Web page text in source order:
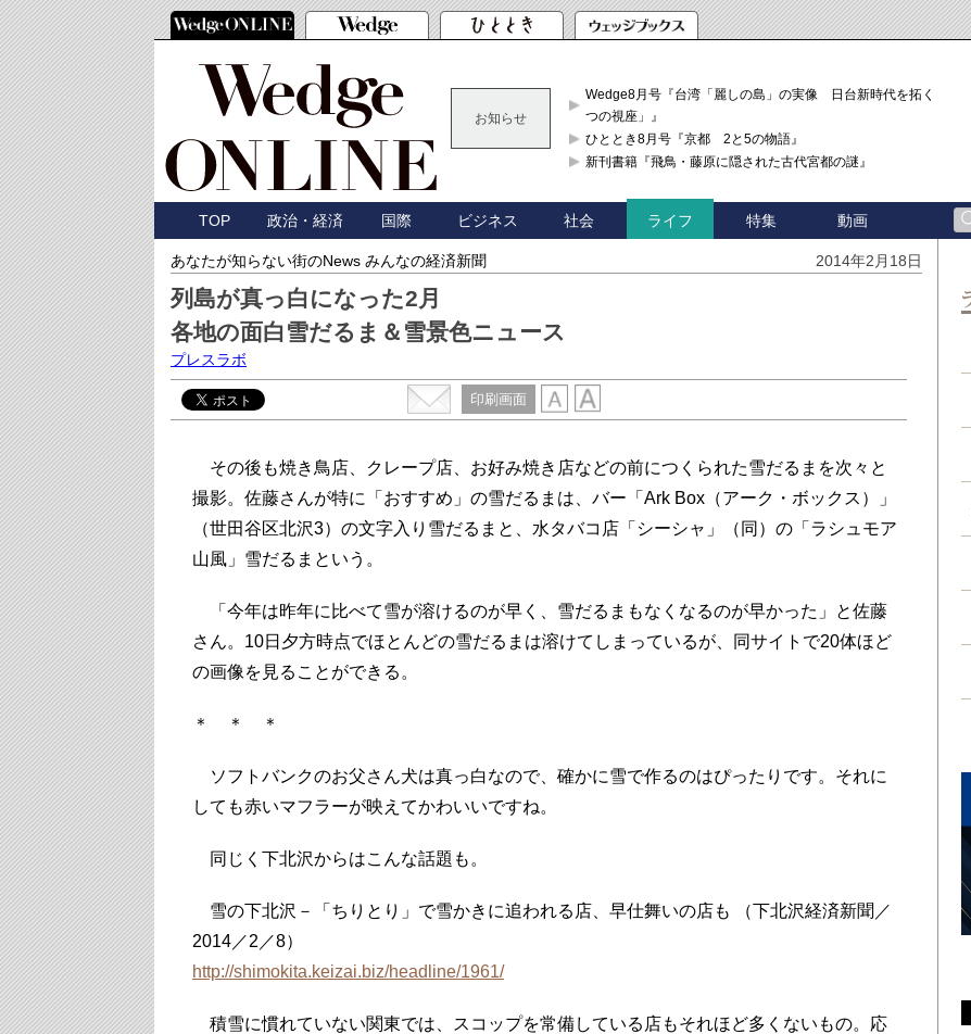
お知らせ
Wedge8月号『台湾「麗しの島」の実像 日台新時代を拓く「3
つの視座」』
ひととき8月号『京都 2と5の物語』
新刊書籍『飛鳥・藤原に隠された古代宮都の謎』
TOP 政治・経済 国際 ビジネス 社会 ライフ 特集 動画
あなたが知らない街のNews みんなの経済新聞 2014年2月18日
列島が真っ白になった2月
各地の面白雪だるま＆雪景色ニュース
プレスラボ
印刷画面
その後も焼き鳥店、クレープ店、お好み焼き店などの前につくられた雪だるまを次々と
撮影。佐藤さんが特に「おすすめ」の雪だるまは、バー「Ark Box（アーク・ボックス）」
（世田谷区北沢3）の文字入り雪だるまと、水タバコ店「シーシャ」（同）の「ラシュモア
山風」雪だるまという。
「今年は昨年に比べて雪が溶けるのが早く、雪だるまもなくなるのが早かった」と佐藤
さん。10日夕方時点でほとんどの雪だるまは溶けてしまっているが、同サイトで20体ほど
の画像を見ることができる。
＊ ＊ ＊
ソフトバンクのお父さん犬は真っ白なので、確かに雪で作るのはぴったりです。それに
しても赤いマフラーが映えてかわいいですね。
同じく下北沢からはこんな話題も。
雪の下北沢－「ちりとり」で雪かきに追われる店、早仕舞いの店も （下北沢経済新聞／
2014／2／8）
http://shimokita.keizai.biz/headline/1961/
積雪に慣れていない関東では、スコップを常備している店もそれほど多くないもの。応